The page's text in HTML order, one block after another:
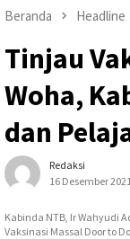
Beranda Headline
Tinjau
Woha,
dan
Redaksi
16 Desember 2021
Kabinda NTB, Ir Wahyudi
Vaksinasi Massal Door to